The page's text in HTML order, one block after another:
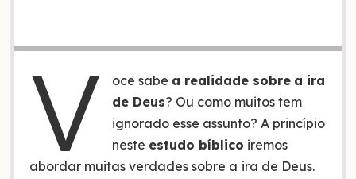
V ocê sabe a realidade sobre a ira
de Deus? Ou como muitos tem
ignorado esse assunto? A princípio
neste estudo bíblico iremos
abordar muitas verdades sobre a ira de Deus.